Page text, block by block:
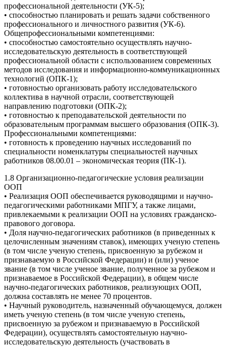
профессиональной деятельности (УК-5);
• способностью планировать и решать задачи собственного
профессионального и личностного развития (УК-6).
Общепрофессиональными компетенциями:
• способностью самостоятельно осуществлять научно-
исследовательскую деятельность в соответствующей
профессиональной области с использованием современных
методов исследования и информационно-коммуникационных
технологий (ОПК-1);
• готовностью организовать работу исследовательского
коллектива в научной отрасли, соответствующей
направлению подготовки (ОПК-2);
• готовностью к преподавательской деятельности по
образовательным программам высшего образования (ОПК-3).
Профессиональными компетенциями:
• готовность к проведению научных исследований по
специальности номенклатуры специальностей научных
работников 08.00.01 – экономическая теория (ПК-1).
1.8 Организационно-педагогические условия реализации
ООП
• Реализация ООП обеспечивается руководящими и научно-
педагогическими работниками МПГУ, а также лицами,
привлекаемыми к реализации ООП на условиях гражданско-
правового договора.
• Доля научно-педагогических работников (в приведенных к
целочисленным значениям ставок), имеющих ученую степень
(в том числе ученую степень, присвоенную за рубежом и
признаваемую в Российской Федерации) и (или) ученое
звание (в том числе ученое звание, полученное за рубежом и
признаваемое в Российской Федерации), в общем числе
научно-педагогических работников, реализующих ООП,
должна составлять не менее 70 процентов.
• Научный руководитель, назначенный обучающемуся, должен
иметь ученую степень (в том числе ученую степень,
присвоенную за рубежом и признаваемую в Российской
Федерации), осуществлять самостоятельную научно-
исследовательскую деятельность (участвовать в